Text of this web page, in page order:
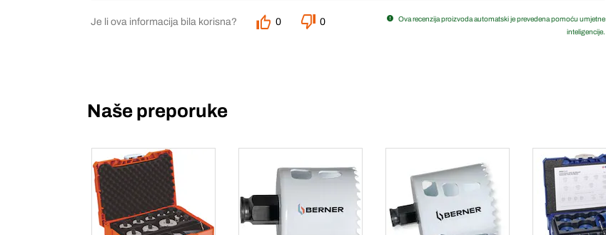
Je li ova informacija bila korisna? 0 0
Ova recenzija proizvoda automatski je prevedena pomoću umjetne
inteligencije.
Naše preporuke